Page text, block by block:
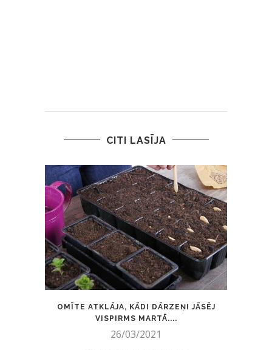
CITI LASĪJA
OMĪTE ATKLĀJA, KĀDI DĀRZEŅI JĀSĒJ
VISPIRMS MARTĀ....
26/03/2021